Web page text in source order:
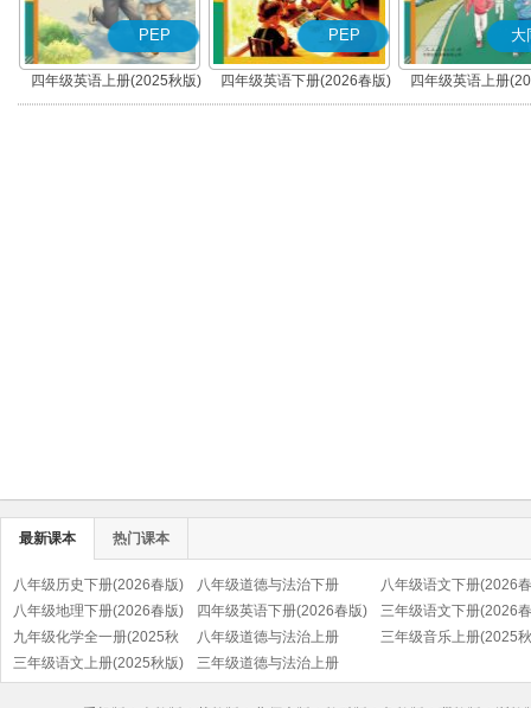
PEP
四年级英语上册(2025秋版)
(PEP)
PEP
四年级英语下册(2026春版)
(PEP)
大
四年级英语上册
(大同版)
最新课本 热门课本
八年级历史下册(2026春版)
(部编版)
八年级道德与法治下册
(2026春版)(部编版)
八年级语文下册(2026
(部编版)
八年级地理下册(2026春版)
四年级英语下册(2026春版)
(PEP)
三年级语文下册(2026
(部编版)
九年级化学全一册(2025秋
版)
八年级道德与法治上册
(2025秋版)(部编版)
三年级音乐上册(2025
三年级语文上册(2025秋版)
三年级道德与法治上册